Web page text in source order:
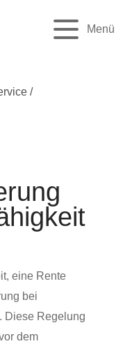
Menü
/
eine Rente
bei
Diese Regelung
dem